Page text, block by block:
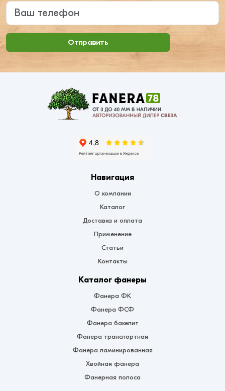
Ваш телефон
Отправить
Навигация
О компании
Каталог
Доставка и оплата
Применение
Статьи
Контакты
Каталог фанеры
Фанера ФК
Фанера ФСФ
Фанера бакелит
Фанера транспортная
Фанера ламинированная
Хвойная фанера
Фанерная полоса